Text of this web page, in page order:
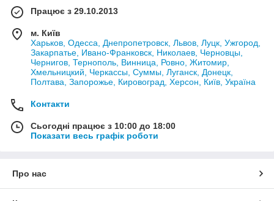
Працює з 29.10.2013
м. Київ
Харьков, Одесса, Днепропетровск, Львов, Луцк, Ужгород,
Закарпатье, Ивано-Франковск, Николаев, Черновцы,
Чернигов, Тернополь, Винница, Ровно, Житомир,
Хмельницкий, Черкассы, Суммы, Луганск, Донецк,
Полтава, Запорожье, Кировоград, Херсон, Київ, Україна
Контакти
Сьогодні працює з 10:00 до 18:00
Показати весь графік роботи
Про нас